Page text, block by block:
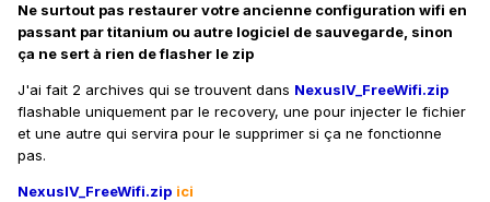
Ne surtout pas restaurer votre ancienne configuration wifi en
passant par titanium ou autre logiciel de sauvegarde, sinon
ça ne sert à rien de flasher le zip
J'ai fait 2 archives qui se trouvent dans NexusIV_FreeWifi.zip
flashable uniquement par le recovery, une pour injecter le fichier
et une autre qui servira pour le supprimer si ça ne fonctionne
pas.
NexusIV_FreeWifi.zip ici